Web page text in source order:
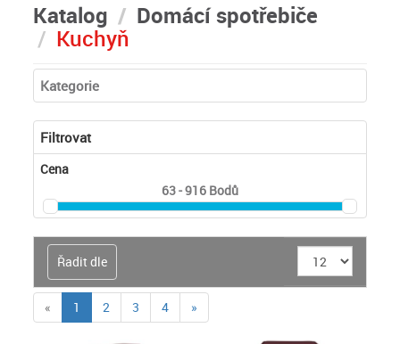
Katalog
Domácí spotřebiče
Kuchyň
Kategorie
Filtrovat
Cena
63 - 916 Bodů
Řadit dle
« 1 (current)
2 3 4 »